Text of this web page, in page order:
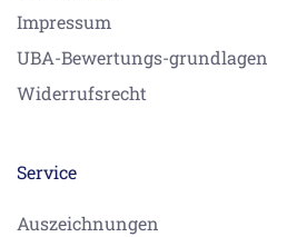
Impressum
UBA-Bewertungs-grundlagen
Widerrufsrecht
Service
Auszeichnungen